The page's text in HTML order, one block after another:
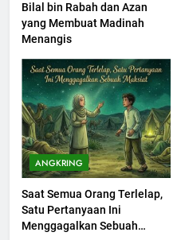
Bilal bin Rabah dan Azan
yang Membuat Madinah
Menangis
ANGKRING
Saat Semua Orang Terlelap,
Satu Pertanyaan Ini
Menggagalkan Sebuah
203
KHUTBAH
1
KHUTBAH
2